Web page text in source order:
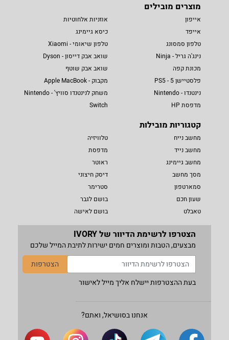
מוצרים מובילים
אייפון
אייפד
טלפון סמסונג
נינג'ה גריל - Ninja
מכונת קפה
פלסטיישן 5 - PS5
נינטנדו - Nintendo
מדפסת HP
אוזניות אלחוטיות
כיסא גיימינג
טלפון שיאומי - Xiaomi
שואב אבק דייסון - Dyson
שואב אבק שוטף
מקבוק - Apple MacBook
משחק לנינטנדו סוויץ' - Nintendo
Switch
קטגוריות מובילות
מחשב נייח
מחשב נייד
מחשב גיימינג
מסך מחשב
סמארטפון
שעון חכם
טאבלט
טלוויזיה
מדפסת
ראוטר
דיסק חיצוני
סטרימר
בושם לגבר
בושם לאישה
הצטרפו לרשימת הדיוור של IVORY
מבצעים, הטבות ומוצרים חמים ישירות לתיבת המייל שלכם
הצטרפות
בעת ההצטרפות יישלח אליך מייל לאישור
אנחנו בסושיאל, ואתם?